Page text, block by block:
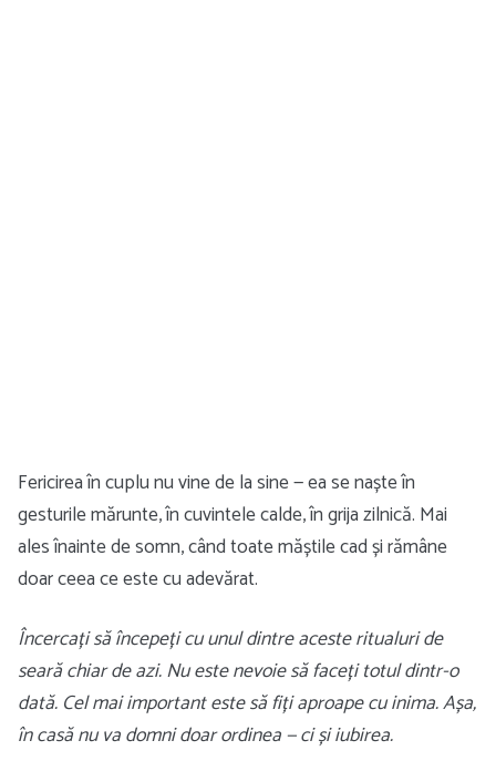
Fericirea în cuplu nu vine de la sine — ea se naște în
gesturile mărunte, în cuvintele calde, în grija zilnică. Mai
ales înainte de somn, când toate măștile cad și rămâne
doar ceea ce este cu adevărat.
Încercați să începeți cu unul dintre aceste ritualuri de
seară chiar de azi. Nu este nevoie să faceți totul dintr-o
dată. Cel mai important este să fiți aproape cu inima. Așa,
în casă nu va domni doar ordinea — ci și iubirea.